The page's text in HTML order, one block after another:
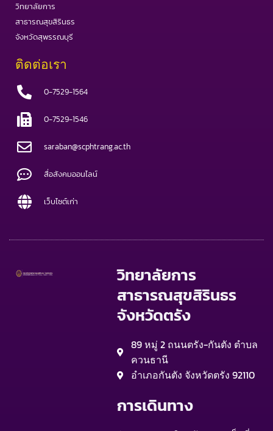
วิทยาลัยการ
สาธารณสุขสิรินธร
จังหวัดสุพรรณบุรี
ติดต่อเรา
0-7529-1564
0-7529-1546
saraban@scphtrang.ac.th
สื่อสังคมออนไลน์
เว็บไซต์เก่า
วิทยาลัยการ
สาธารณสุขสิรินธร
จังหวัดตรัง
89 หมู่ 2 ถนนตรัง-กันตัง ตำบล
ควนธานี
อำเภอกันตัง จังหวัดตรัง 92110
การเดินทาง